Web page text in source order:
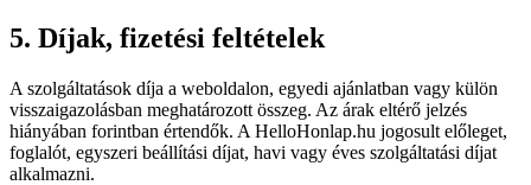
5. Díjak, fizetési feltételek
A szolgáltatások díja a weboldalon, egyedi ajánlatban vagy külön
visszaigazolásban meghatározott összeg. Az árak eltérő jelzés
hiányában forintban értendők. A HelloHonlap.hu jogosult előleget,
foglalót, egyszeri beállítási díjat, havi vagy éves szolgáltatási díjat
alkalmazni.